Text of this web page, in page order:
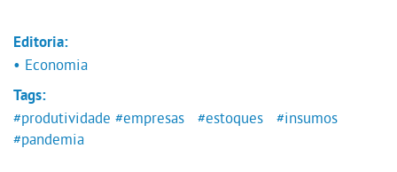
Editoria:
• Economia
Tags:
#produtividade #empresas #estoques
#insumos
#pandemia